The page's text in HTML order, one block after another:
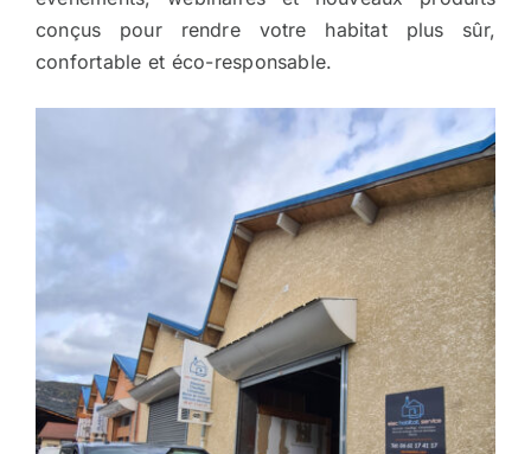
conçus pour rendre votre habitat plus sûr,
confortable et éco-responsable.